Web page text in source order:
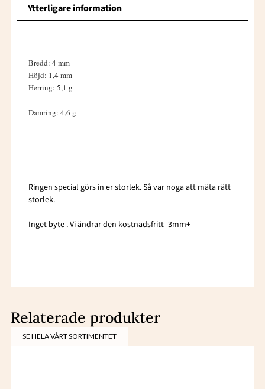
Ytterligare information
Bredd: 4 mm
Höjd: 1,4 mm
Herring: 5,1 g
Damring: 4,6 g
Ringen special görs in er storlek. Så var noga att mäta rätt
storlek.
Inget byte . Vi ändrar den kostnadsfritt -3mm+
Relaterade produkter
SE HELA VÅRT SORTIMENTET